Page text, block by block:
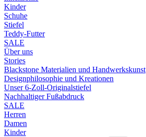
Kinder
Schuhe
Stiefel
Teddy-Futter
SALE
Über uns
Stories
Blackstone Materialien und Handwerkskunst
Designphilosophie und Kreationen
Unser 6-Zoll-Originalstiefel
Nachhaltiger Fußabdruck
SALE
Herren
Damen
Kinder